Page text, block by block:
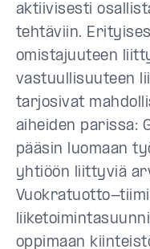
aktiivisesti
tehtäviin.
omistajuuteen
vastuullisuuteen
tarjosivat
aiheiden parissa:
pääsin luomaan
yhtiöön liittyviä
Vuokratuotto-
oppimaan